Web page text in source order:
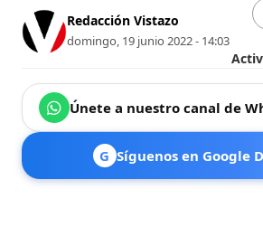
Redacción Vistazo
domingo, 19 junio 2022 - 14:03
Únete a nuestro canal de
G Síguenos en Google